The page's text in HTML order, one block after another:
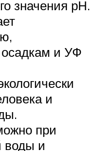
значения рН.
осадкам и УФ
и
при
воды и